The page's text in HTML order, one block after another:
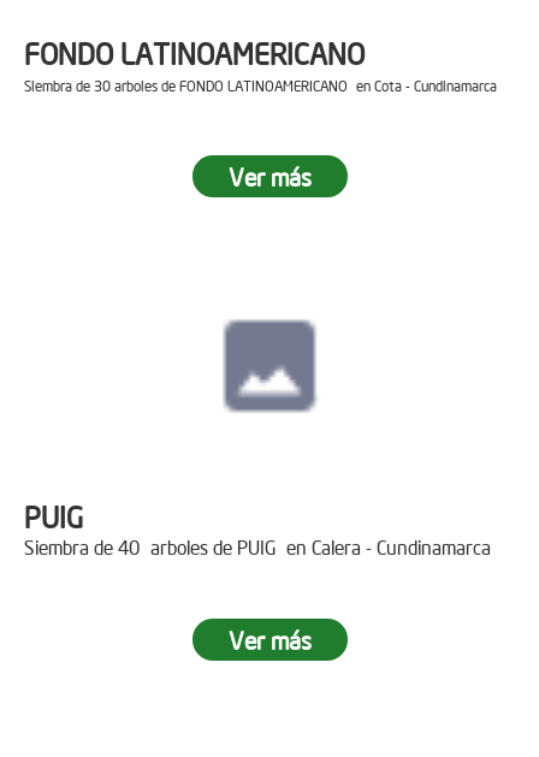
FONDO LATINOAMERICANO
Siembra de 30 arboles de FONDO LATINOAMERICANO en Cota - Cundinamarca
Ver más
PUIG
Siembra de 40 arboles de PUIG en Calera - Cundinamarca
Ver más